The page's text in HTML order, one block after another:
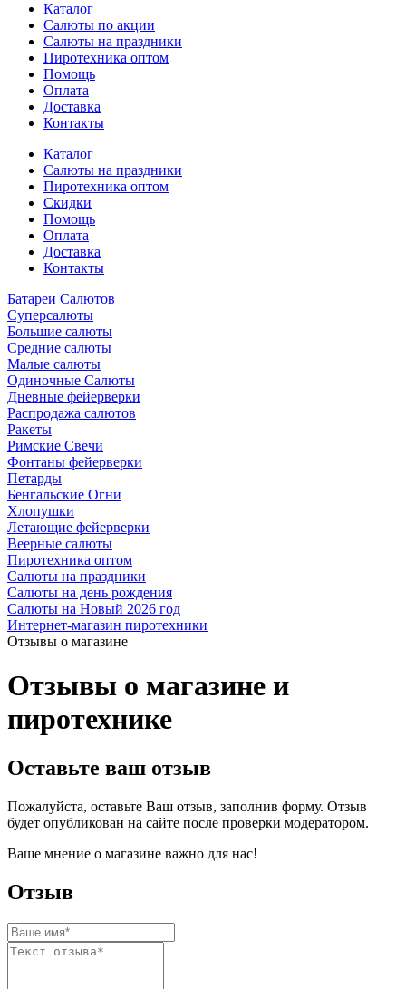
Каталог
Салюты по акции
Салюты на праздники
Пиротехника оптом
Помощь
Оплата
Доставка
Контакты
Каталог
Салюты на праздники
Пиротехника оптом
Скидки
Помощь
Оплата
Доставка
Контакты
Батареи Салютов
Суперсалюты
Большие салюты
Средние салюты
Малые салюты
Одиночные Салюты
Дневные фейерверки
Распродажа салютов
Ракеты
Римские Свечи
Фонтаны фейерверки
Петарды
Бенгальские Огни
Хлопушки
Летающие фейерверки
Веерные салюты
Пиротехника оптом
Салюты на праздники
Салюты на день рождения
Салюты на Новый 2026 год
Интернет-магазин пиротехники
Отзывы о магазине
Отзывы о магазине и
пиротехнике
Оставьте ваш отзыв
Пожалуйста, оставьте Ваш отзыв, заполнив форму. Отзыв
будет опубликован на сайте после проверки модератором.
Ваше мнение о магазине важно для нас!
Отзыв